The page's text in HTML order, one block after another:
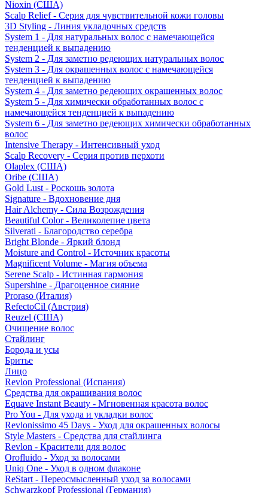
Nioxin (США)
Scalp Relief - Серия для чувствительной кожи головы
3D Styling - Линия укладочных средств
System 1 - Для натуральных волос с намечающейся
тенденцией к выпадению
System 2 - Для заметно редеющих натуральных волос
System 3 - Для окрашенных волос с намечающейся
тенденцией к выпадению
System 4 - Для заметно редеющих окрашенных волос
System 5 - Для химически обработанных волос с
намечающейся тенденцией к выпадению
System 6 - Для заметно редеющих химически обработанных
волос
Intensive Therapy - Интенсивный уход
Scalp Recovery - Серия против перхоти
Olaplex (США)
Oribe (США)
Gold Lust - Роскошь золота
Signature - Вдохновение дня
Hair Alchemy - Сила Возрождения
Beautiful Color - Великолепие цвета
Silverati - Благородство серебра
Bright Blonde - Яркий блонд
Moisture and Control - Источник красоты
Magnificent Volume - Магия объема
Serene Scalp - Истинная гармония
Supershine - Драгоценное сияние
Proraso (Италия)
RefectoCil (Австрия)
Reuzel (США)
Очищение волос
Стайлинг
Борода и усы
Бритье
Лицо
Revlon Professional (Испания)
Средства для окрашивания волос
Equave Instant Beauty - Мгновенная красота волос
Pro You - Для ухода и укладки волос
Revlonissimo 45 Days - Уход для окрашенных волосы
Style Masters - Средства для стайлинга
Revlon - Красители для волос
Orofluido - Уход за волосами
Uniq One - Уход в одном флаконе
ReStart - Переосмысленный уход за волосами
Schwarzkopf Professional (Германия)